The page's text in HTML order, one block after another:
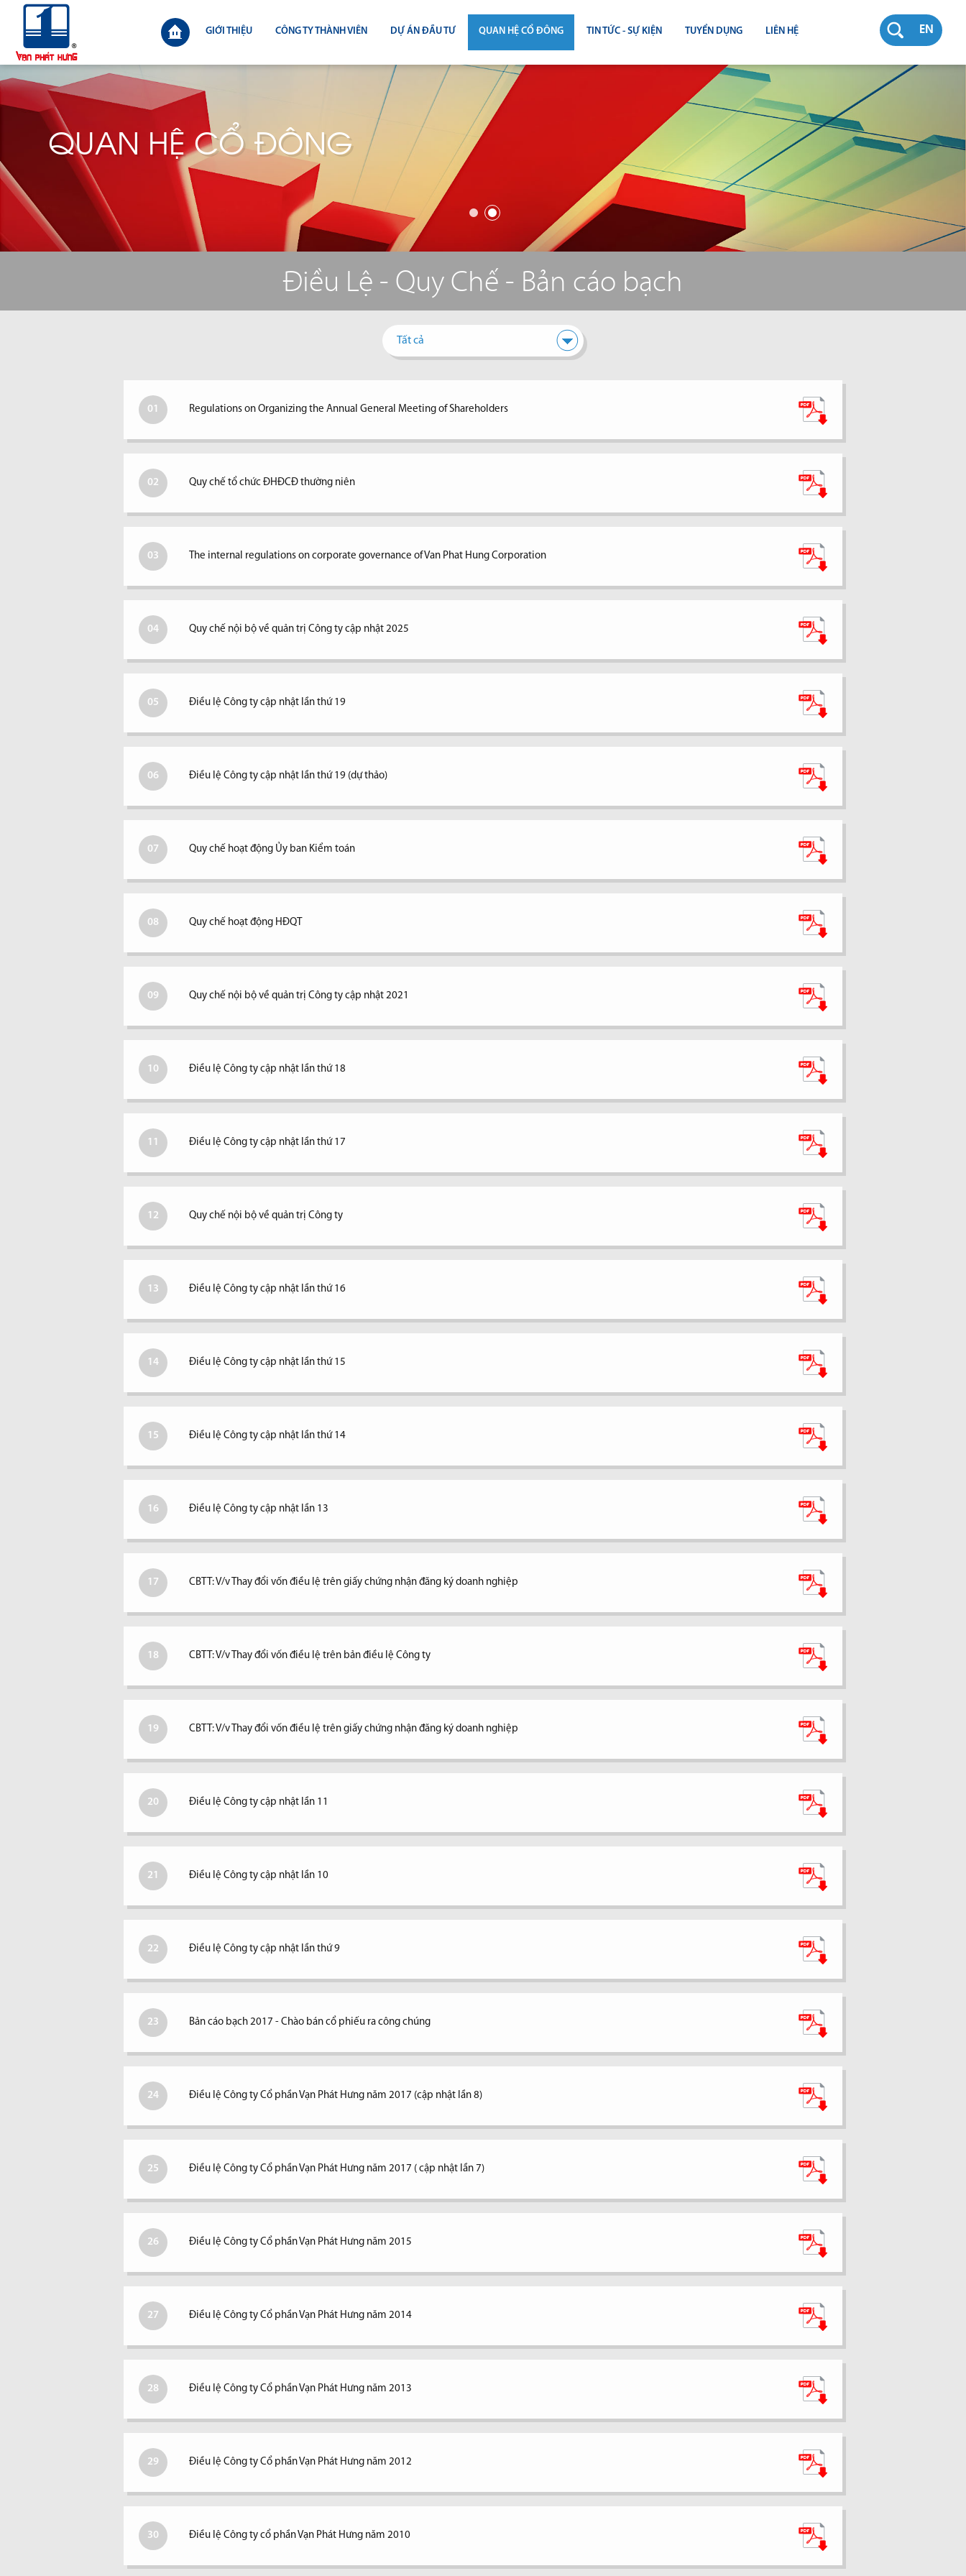
EN
GIỚI THIỆU CÔNG TY THÀNH VIÊN DỰ ÁN ĐẦU TƯ QUAN HỆ CỔ ĐÔNG
CÔNG BỐ THÔNG TIN
ĐẠI HỘI ĐỒNG CỔ ĐÔNG
BÁO CÁO QUẢN TRỊ CÔNG TY
ĐIỀU LỆ - QUY CHẾ - BẢN CÁO BẠCH
TIN TỨC - SỰ KIỆN
TIN CÔNG TY
TUYỂN DỤNG LIÊN HỆ
QUAN HỆ CỔ ĐÔNG
Điều Lệ - Quy Chế - Bản cáo bạch
Tất cả
01 Regulations on Organizing the Annual General Meeting of Shareholders
02 Quy chế tổ chức ĐHĐCĐ thường niên
03 The internal regulations on corporate governance of Van Phat Hung Corporation
04 Quy chế nội bộ về quản trị Công ty cập nhật 2025
05 Điều lệ Công ty cập nhật lần thứ 19
06 Điều lệ Công ty cập nhật lần thứ 19 (dự thảo)
07 Quy chế hoạt động Ủy ban Kiểm toán
08 Quy chế hoạt động HĐQT
09 Quy chế nội bộ về quản trị Công ty cập nhật 2021
10 Điều lệ Công ty cập nhật lần thứ 18
11 Điều lệ Công ty cập nhật lần thứ 17
12 Quy chế nội bộ về quản trị Công ty
13 Điều lệ Công ty cập nhật lần thứ 16
14 Điều lệ Công ty cập nhật lần thứ 15
15 Điều lệ Công ty cập nhật lần thứ 14
16 Điều lệ Công ty cập nhật lần 13
17 CBTT: V/v Thay đổi vốn điều lệ trên giấy chứng nhận đăng ký doanh nghiệp
18 CBTT: V/v Thay đổi vốn điều lệ trên bản điều lệ Công ty
19 CBTT: V/v Thay đổi vốn điều lệ trên giấy chứng nhận đăng ký doanh nghiệp
20 Điều lệ Công ty cập nhật lần 11
21 Điều lệ Công ty cập nhật lần 10
22 Điều lệ Công ty cập nhật lần thứ 9
23 Bản cáo bạch 2017 - Chào bán cổ phiếu ra công chúng
24 Điều lệ Công ty Cổ phần Vạn Phát Hưng năm 2017 (cập nhật lần 8)
25 Điều lệ Công ty Cổ phần Vạn Phát Hưng năm 2017 ( cập nhật lần 7)
26 Điều lệ Công ty Cổ phần Vạn Phát Hưng năm 2015
27 Điều lệ Công ty Cổ phần Vạn Phát Hưng năm 2014
28 Điều lệ Công ty Cổ phần Vạn Phát Hưng năm 2013
29 Điều lệ Công ty Cổ phần Vạn Phát Hưng năm 2012
30 Điều lệ Công ty cổ phần Vạn Phát Hưng năm 2010